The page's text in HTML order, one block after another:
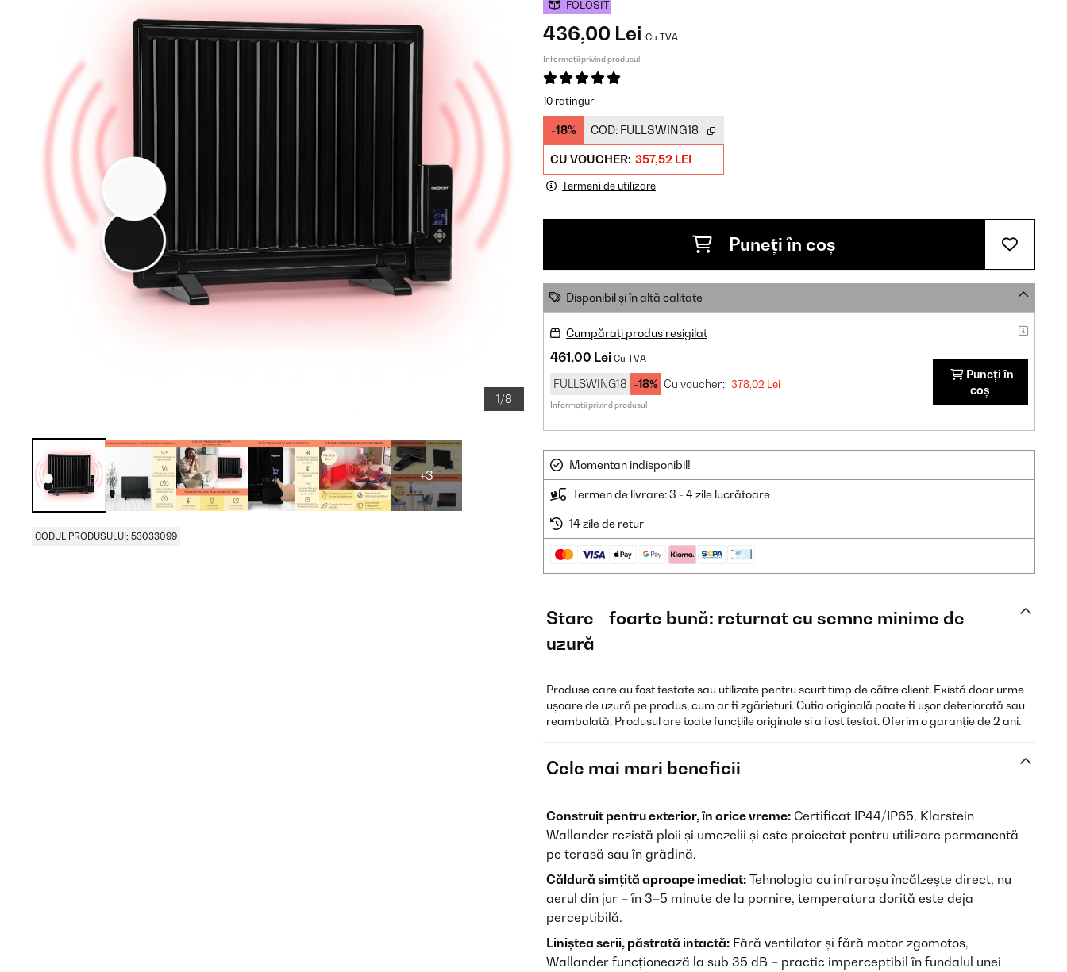
1/8
+3
CODUL PRODUSULUI: 53033099
FOLOSIT
436,00 Lei Cu TVA
Informații privind produsul
10 ratinguri
-18% COD: FULLSWING18
CU VOUCHER: 357,52 LEI
Termeni de utilizare
Puneți în coș
Disponibil și în altă calitate
Cumpărați produs resigilat
461,00 Lei Cu TVA
FULLSWING18 -18% Cu voucher: 378,02 Lei
Informații privind produsul
Puneți în
coș
Momentan indisponibil!
Termen de livrare: 3 - 4 zile lucrătoare
14 zile de retur
Stare - foarte bună: returnat cu semne minime de
uzură
Produse care au fost testate sau utilizate pentru scurt timp de către client. Există doar urme
ușoare de uzură pe produs, cum ar fi zgârieturi. Cutia originală poate fi ușor deteriorată sau
reambalată. Produsul are toate funcțiile originale și a fost testat. Oferim o garanție de 2 ani.
Cele mai mari beneficii
Construit pentru exterior, în orice vreme: Certificat IP44/IP65, Klarstein
Wallander rezistă ploii și umezelii și este proiectat pentru utilizare permanentă
pe terasă sau în grădină.
Căldură simțită aproape imediat: Tehnologia cu infraroșu încălzește direct, nu
aerul din jur – în 3–5 minute de la pornire, temperatura dorită este deja
perceptibilă.
Liniștea serii, păstrată intactă: Fără ventilator și fără motor zgomotos,
Wallander funcționează la sub 35 dB – practic imperceptibil în fundalul unei